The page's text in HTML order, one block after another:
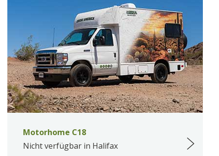
Motorhome C18
Nicht verfügbar in Halifax